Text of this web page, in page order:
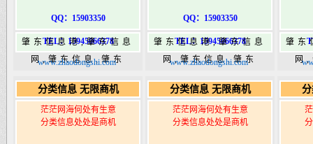
QQ：15903350
TEL：15945066378
肇东信息港,肇东信息
网,肇东信息,肇东
港|www.zhaodongshi.com
www.zhaodongshi.com
QQ：15903350
TEL：15945066378
肇东信息港,肇东信息
网,肇东信息,肇东
港|www.zhaodongshi.com
www.zhaodongshi.com
肇东
网
港
分类信息 无限商机
茫茫网海何处有生意
分类信息处处是商机
分类信息 无限商机
茫茫网海何处有生意
分类信息处处是商机